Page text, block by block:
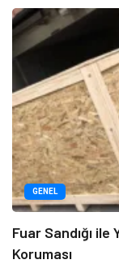
GENEL
Fuar Sandığı
Koruması